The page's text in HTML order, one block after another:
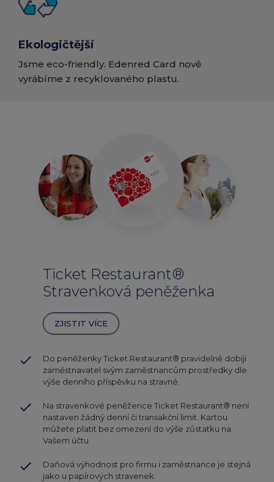
Ekologičtější
Jsme eco-friendly. Edenred Card nově
vyrábíme z recyklovaného plastu.
Ticket Restaurant®
Stravenková peněženka
ZJISTIT VÍCE
done
Do peněženky Ticket Restaurant® pravidelně dobíjí
zaměstnavatel svým zaměstnancům prostředky dle
výše denního příspěvku na stravné.
done
Na stravenkové peněžence Ticket Restaurant® není
nastaven žádný denní či transakční limit. Kartou
můžete platit bez omezení do výše zůstatku na
Vašem účtu
done
Daňová výhodnost pro firmu i zaměstnance je stejná
jako u papírových stravenek.